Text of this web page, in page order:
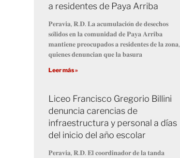
a residentes de Paya Arriba
𝐏𝐞𝐫𝐚𝐯𝐢𝐚, 𝐑.𝐃. 𝐋𝐚 𝐚𝐜𝐮𝐦𝐮𝐥𝐚𝐜𝐢𝐨́𝐧 𝐝𝐞 𝐝𝐞𝐬𝐞𝐜𝐡𝐨𝐬
𝐬𝐨́𝐥𝐢𝐝𝐨𝐬 𝐞𝐧 𝐥𝐚 𝐜𝐨𝐦𝐮𝐧𝐢𝐝𝐚𝐝 𝐝𝐞 𝐏𝐚𝐲𝐚 𝐀𝐫𝐫𝐢𝐛𝐚
𝐦𝐚𝐧𝐭𝐢𝐞𝐧𝐞 𝐩𝐫𝐞𝐨𝐜𝐮𝐩𝐚𝐝𝐨𝐬 𝐚 𝐫𝐞𝐬𝐢𝐝𝐞𝐧𝐭𝐞𝐬 𝐝𝐞 𝐥𝐚 𝐳𝐨𝐧𝐚,
𝐪𝐮𝐢𝐞𝐧𝐞𝐬 𝐝𝐞𝐧𝐮𝐧𝐜𝐢𝐚𝐧 𝐪𝐮𝐞 𝐥𝐚 𝐛𝐚𝐬𝐮𝐫𝐚
Leer más »
Liceo Francisco Gregorio Billini
denuncia carencias de
infraestructura y personal a días
del inicio del año escolar
𝐏𝐞𝐫𝐚𝐯𝐢𝐚, 𝐑.𝐃. 𝐄𝐥 𝐜𝐨𝐨𝐫𝐝𝐢𝐧𝐚𝐝𝐨𝐫 𝐝𝐞 𝐥𝐚 𝐭𝐚𝐧𝐝𝐚